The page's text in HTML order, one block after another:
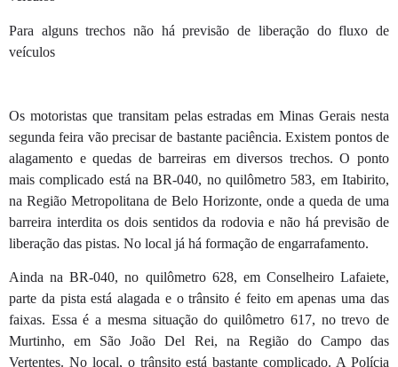
Para alguns trechos não há previsão de liberação do fluxo de
veículos
Os motoristas que transitam pelas estradas em Minas Gerais nesta
segunda feira vão precisar de bastante paciência. Existem pontos de
alagamento e quedas de barreiras em diversos trechos. O ponto
mais complicado está na BR-040, no quilômetro 583, em Itabirito,
na Região Metropolitana de Belo Horizonte, onde a queda de uma
barreira interdita os dois sentidos da rodovia e não há previsão de
liberação das pistas. No local já há formação de engarrafamento.
Ainda na BR-040, no quilômetro 628, em Conselheiro Lafaiete,
parte da pista está alagada e o trânsito é feito em apenas uma das
faixas. Essa é a mesma situação do quilômetro 617, no trevo de
Murtinho, em São João Del Rei, na Região do Campo das
Vertentes. No local, o trânsito está bastante complicado. A Polícia